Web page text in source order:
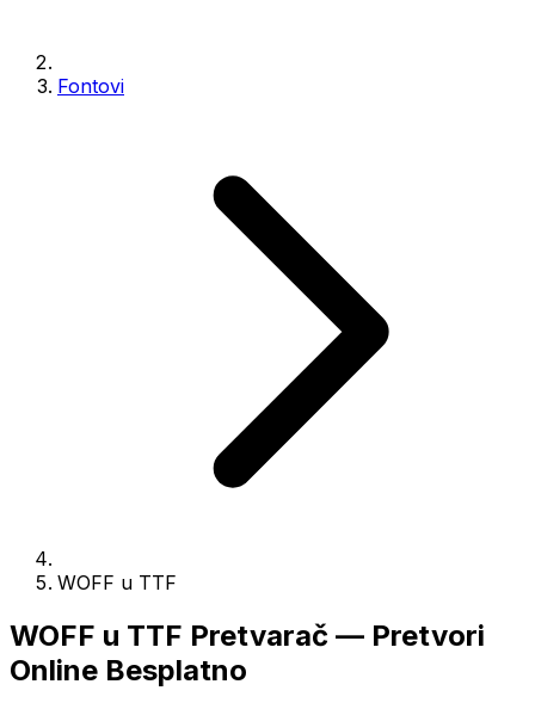
Fontovi
WOFF u TTF
WOFF u TTF Pretvarač — Pretvori
Online Besplatno